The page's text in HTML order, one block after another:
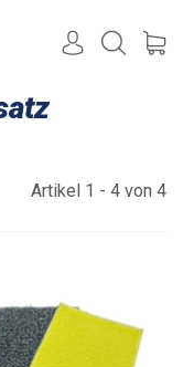
Artikel 1 - 4 von 4